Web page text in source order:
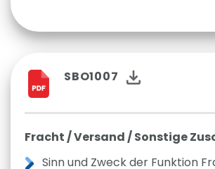
SBO1007
Fracht / Versand / Sonstige
Sinn und Zweck der Funktion